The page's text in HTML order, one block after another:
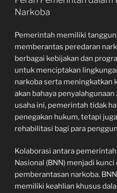
Narkoba
Pemerintah memiliki
memberantas peredaran
berbagai kebijakan dan
untuk menciptakan
narkoba serta meningkatkan
akan bahaya
usaha ini, pemerintah tidak
penegakan hukum, tetapi
rehabilitasi bagi para
Kolaborasi antara
Nasional (BNN) menjadi
pemberantasan narkoba.
memiliki keahlian khusus